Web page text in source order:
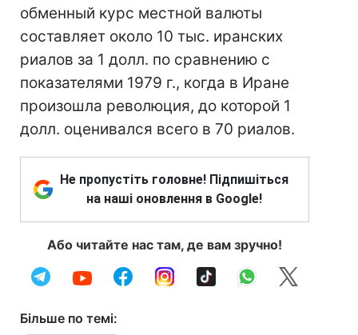
обменный курс местной валюты
составляет около 10 тыс. иранских
риалов за 1 долл. по сравнению с
показателями 1979 г., когда в Иране
произошла революция, до которой 1
долл. оценивался всего в 70 риалов.
Не пропустіть головне! Підпишіться
на наші оновлення в Google!
Або читайте нас там, де вам зручно!
Більше по темі: